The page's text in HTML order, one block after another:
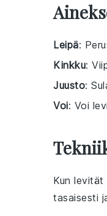
Leipä:
Kinkku:
Juusto:
Voi: Voi
Kun levität
tasaisesti